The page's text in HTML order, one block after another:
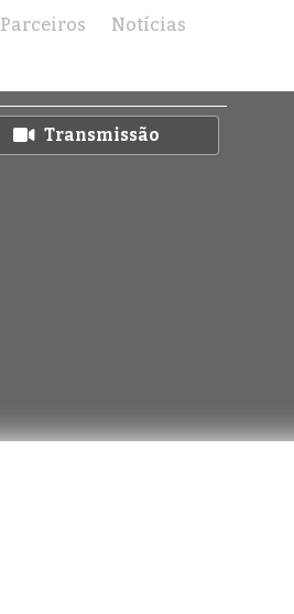
Parceiros Notícias
Transmissão